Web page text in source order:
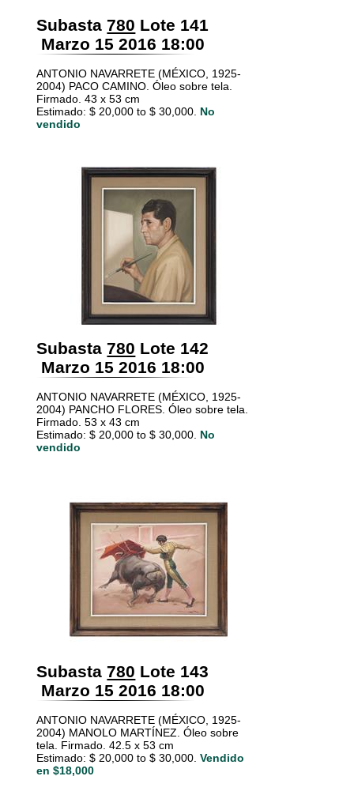
Subasta 780 Lote 141
Marzo 15 2016 18:00
ANTONIO NAVARRETE (MÉXICO, 1925-
2004) PACO CAMINO. Óleo sobre tela.
Firmado. 43 x 53 cm
Estimado: $ 20,000 to $ 30,000. No
vendido
Subasta 780 Lote 142
Marzo 15 2016 18:00
ANTONIO NAVARRETE (MÉXICO, 1925-
2004) PANCHO FLORES. Óleo sobre tela.
Firmado. 53 x 43 cm
Estimado: $ 20,000 to $ 30,000. No
vendido
Subasta 780 Lote 143
Marzo 15 2016 18:00
ANTONIO NAVARRETE (MÉXICO, 1925-
2004) MANOLO MARTÍNEZ. Óleo sobre
tela. Firmado. 42.5 x 53 cm
Estimado: $ 20,000 to $ 30,000. Vendido
en $18,000